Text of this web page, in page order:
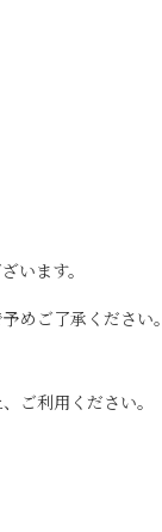
います。
めご了承ください。
ご利用ください。